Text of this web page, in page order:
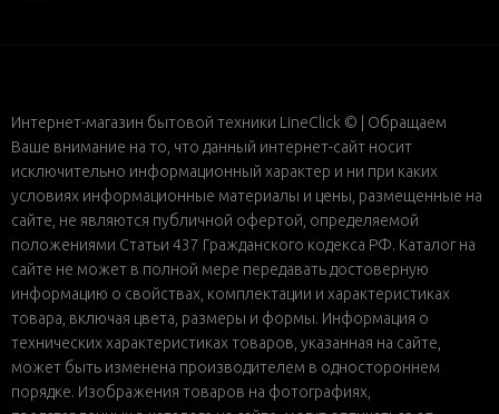
Интернет-магазин бытовой техники LineClick © | Обращаем
Ваше внимание на то, что данный интернет-сайт носит
исключительно информационный характер и ни при каких
условиях информационные материалы и цены, размещенные на
сайте, не являются публичной офертой, определяемой
положениями Статьи 437 Гражданского кодекса РФ. Каталог на
сайте не может в полной мере передавать достоверную
информацию о свойствах, комплектации и характеристиках
товара, включая цвета, размеры и формы. Информация о
технических характеристиках товаров, указанная на сайте,
может быть изменена производителем в одностороннем
порядке. Изображения товаров на фотографиях,